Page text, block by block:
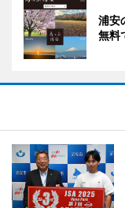
浦安
無料